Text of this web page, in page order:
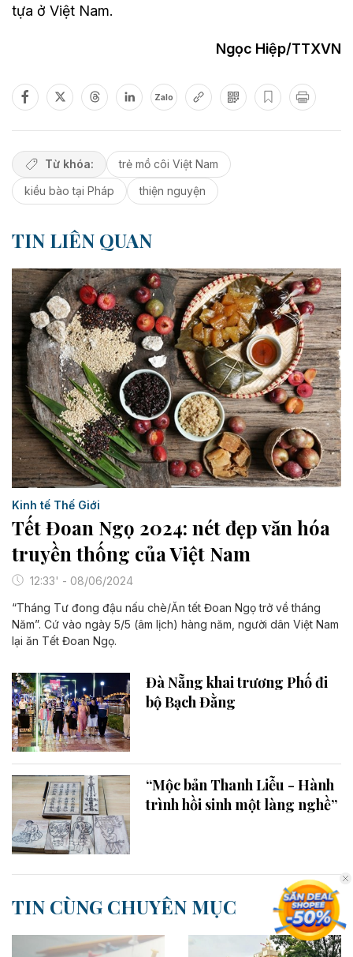
tựa ở Việt Nam.
Ngọc Hiệp/TTXVN
Zalo
Từ khóa:
trẻ mồ côi Việt Nam
kiều bào tại Pháp
thiện nguyện
TIN LIÊN QUAN
Kinh tế Thế Giới
Tết Đoan Ngọ 2024: nét đẹp văn hóa
truyền thống của Việt Nam
12:33' - 08/06/2024
“Tháng Tư đong đậu nấu chè/Ăn tết Đoan Ngọ trở về tháng
Năm”. Cứ vào ngày 5/5 (âm lịch) hàng năm, người dân Việt Nam
lại ăn Tết Đoan Ngọ.
Đà Nẵng khai trương Phố đi
bộ Bạch Đằng
“Mộc bản Thanh Liễu - Hành
trình hồi sinh một làng nghề”
TIN CÙNG CHUYÊN MỤC